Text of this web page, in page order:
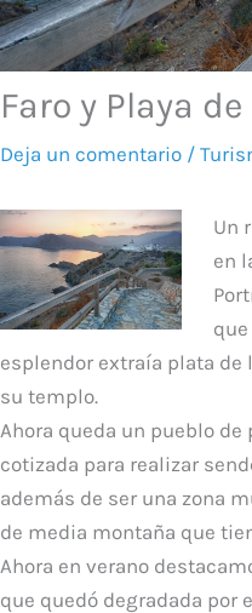
Faro y Playa
Deja un comentario /
Un
en
esplendor extraía plata
su templo.
Ahora queda un pueblo
cotizada para realizar
además de ser una zona
de media montaña que
Ahora en verano
que quedó degradada por